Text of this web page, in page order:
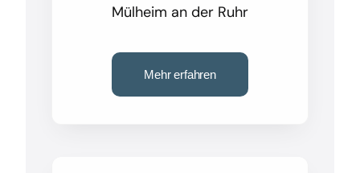
Mülheim an der Ruhr
Mehr erfahren